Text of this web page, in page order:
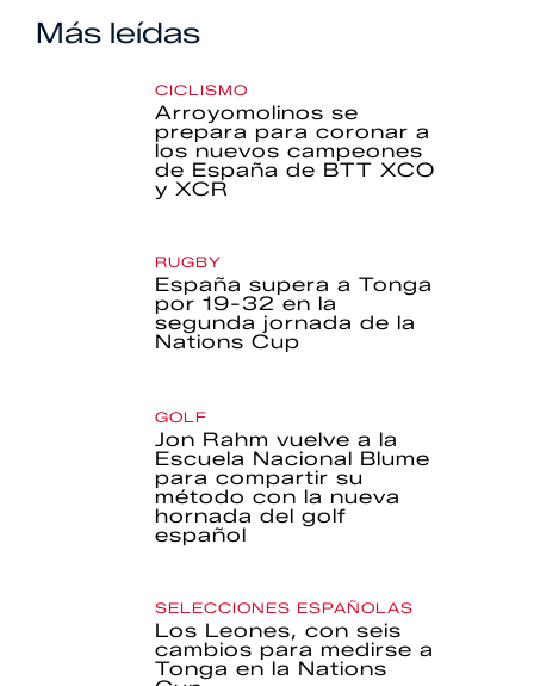
Más leídas
CICLISMO
Arroyomolinos se
prepara para coronar a
los nuevos campeones
de España de BTT XCO
y XCR
RUGBY
España supera a Tonga
por 19-32 en la
segunda jornada de la
Nations Cup
GOLF
Jon Rahm vuelve a la
Escuela Nacional Blume
para compartir su
método con la nueva
hornada del golf
español
SELECCIONES ESPAÑOLAS
Los Leones, con seis
cambios para medirse a
Tonga en la Nations